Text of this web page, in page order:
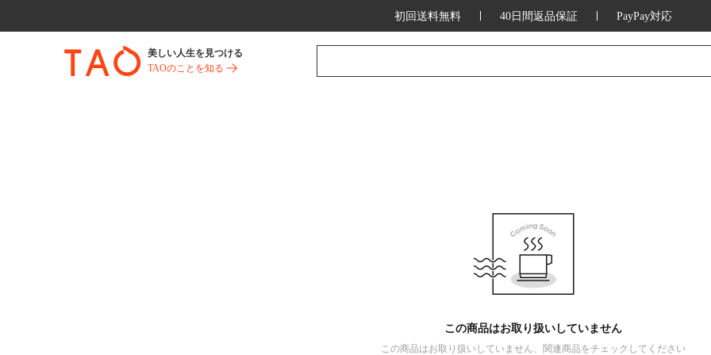
初回送料無料 40日間返品保証 PayPay対応
美しい人生を見つける
TAOのことを知る
この商品はお取り扱いしていません
この商品はお取り扱いしていません、関連商品をチェックしてください